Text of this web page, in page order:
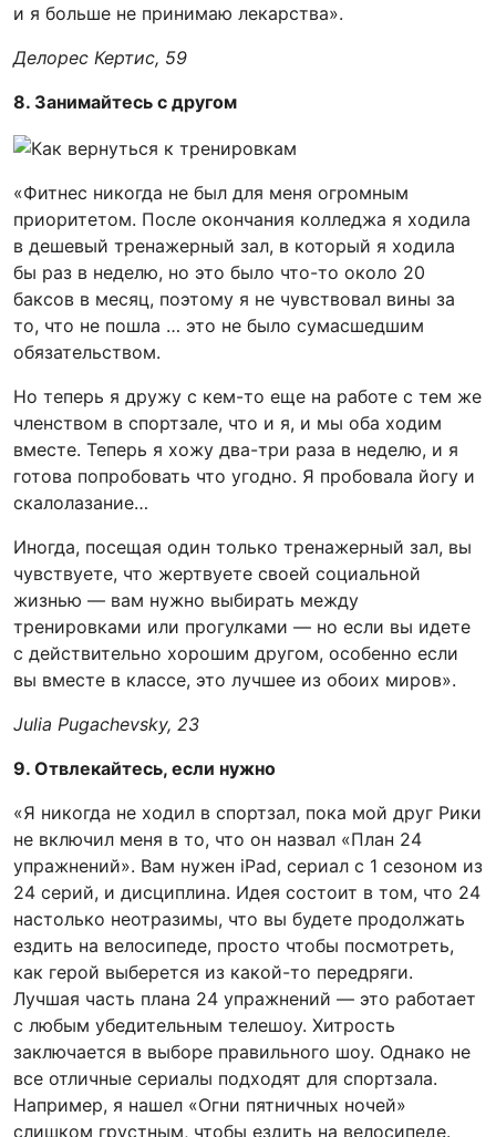
и я больше не принимаю лекарства».
Делорес Кертис, 59
8. Занимайтесь с другом
«Фитнес никогда не был для меня огромным
приоритетом. После окончания колледжа я ходила
в дешевый тренажерный зал, в который я ходила
бы раз в неделю, но это было что-то около 20
баксов в месяц, поэтому я не чувствовал вины за
то, что не пошла … это не было сумасшедшим
обязательством.
Но теперь я дружу с кем-то еще на работе с тем же
членством в спортзале, что и я, и мы оба ходим
вместе. Теперь я хожу два-три раза в неделю, и я
готова попробовать что угодно. Я пробовала йогу и
скалолазание…
Иногда, посещая один только тренажерный зал, вы
чувствуете, что жертвуете своей социальной
жизнью — вам нужно выбирать между
тренировками или прогулками — но если вы идете
с действительно хорошим другом, особенно если
вы вместе в классе, это лучшее из обоих миров».
Julia Pugachevsky, 23
9. Отвлекайтесь, если нужно
«Я никогда не ходил в спортзал, пока мой друг Рики
не включил меня в то, что он назвал «План 24
упражнений». Вам нужен iPad, сериал с 1 сезоном из
24 серий, и дисциплина. Идея состоит в том, что 24
настолько неотразимы, что вы будете продолжать
ездить на велосипеде, просто чтобы посмотреть,
как герой выберется из какой-то передряги.
Лучшая часть плана 24 упражнений — это работает
с любым убедительным телешоу. Хитрость
заключается в выборе правильного шоу. Однако не
все отличные сериалы подходят для спортзала.
Например, я нашел «Огни пятничных ночей»
слишком грустным, чтобы ездить на велосипеде.